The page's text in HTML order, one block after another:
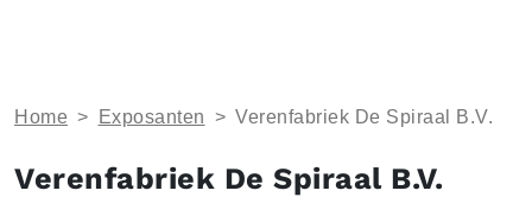
Home > Exposanten > Verenfabriek De Spiraal B.V.
Verenfabriek De Spiraal B.V.